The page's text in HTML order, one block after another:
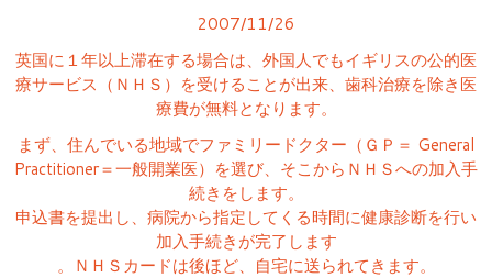
2007/11/26
英国に１年以上滞在する場合は、外国人でもイギリスの公的医
療サービス（ＮＨＳ）を受けることが出来、歯科治療を除き医
療費が無料となります。
まず、住んでいる地域でファミリードクター（ＧＰ＝ General
Practitioner＝一般開業医）を選び、そこからＮＨＳへの加入手
続きをします。
申込書を提出し、病院から指定してくる時間に健康診断を行い
加入手続きが完了します
。ＮＨＳカードは後ほど、自宅に送られてきます。